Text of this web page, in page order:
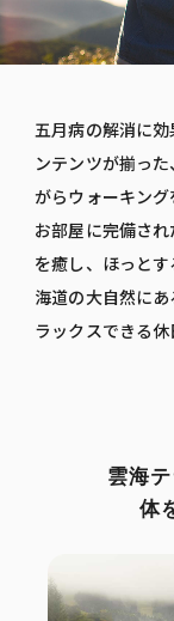
五月病の解消に
ンテンツが揃っ
がらウォーキング
お部屋に完備さ
を癒し、ほっと
海道の大自然に
ラックスできる休
雲海
体